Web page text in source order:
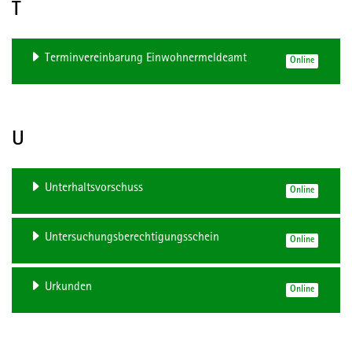
T
Terminvereinbarung Einwohnermeldeamt Online
U
Unterhaltsvorschuss Online
Untersuchungsberechtigungsschein Online
Urkunden Online